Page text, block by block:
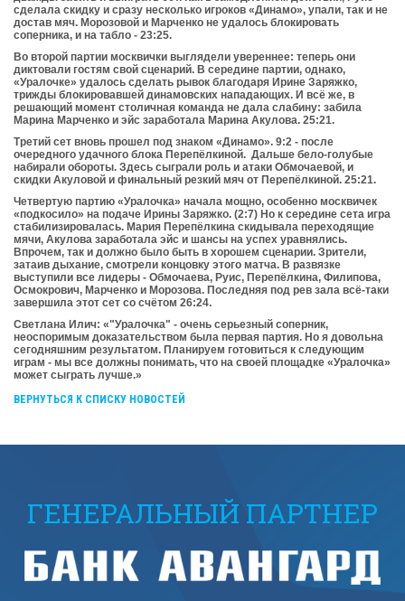
сделала скидку и сразу несколько игроков «Динамо», упали, так и не
достав мяч. Морозовой и Марченко не удалось блокировать
соперника, и на табло - 23:25.
Во второй партии москвички выглядели увереннее: теперь они
диктовали гостям свой сценарий. В середине партии, однако,
«Уралочке» удалось сделать рывок благодаря Ирине Заряжко,
трижды блокировавшей динамовских нападающих. И всё же, в
решающий момент столичная команда не дала слабину: забила
Марина Марченко и эйс заработала Марина Акулова. 25:21.
Третий сет вновь прошел под знаком «Динамо». 9:2 - после
очередного удачного блока Перепёлкиной. Дальше бело-голубые
набирали обороты. Здесь сыграли роль и атаки Обмочаевой, и
скидки Акуловой и финальный резкий мяч от Перепёлкиной. 25:21.
Четвертую партию «Уралочка» начала мощно, особенно москвичек
«подкосило» на подаче Ирины Заряжко. (2:7) Но к середине сета игра
стабилизировалась. Мария Перепёлкина скидывала переходящие
мячи, Акулова заработала эйс и шансы на успех уравнялись.
Впрочем, так и должно было быть в хорошем сценарии. Зрители,
затаив дыхание, смотрели концовку этого матча. В развязке
выступили все лидеры - Обмочаева, Руис, Перепёлкина, Филипова,
Осмокрович, Марченко и Морозова. Последняя под рев зала всё-таки
завершила этот сет со счётом 26:24.
Светлана Илич: «"Уралочка" - очень серьезный соперник,
неоспоримым доказательством была первая партия. Но я довольна
сегодняшним результатом. Планируем готовиться к следующим
играм - мы все должны понимать, что на своей площадке «Уралочка»
может сыграть лучше.»
ВЕРНУТЬСЯ К СПИСКУ НОВОСТЕЙ
ГЕНЕРАЛЬНЫЙ ПАРТНЕР